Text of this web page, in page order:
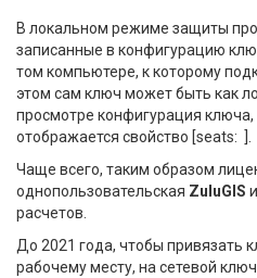
В локальном режиме защиты
записанные в конфигурацию
том компьютере, к которому
этом сам ключ может быть как
просмотре конфигурация
отображается свойство [seats: ].
Чаще всего, таким образом
однопользовательская ZuluGIS
расчетов.
До 2021 года, чтобы привязать
рабочему месту, на сетевой